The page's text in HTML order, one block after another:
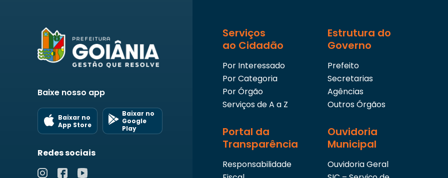
Baixe nosso app
Baixar no
App Store
Baixar no
Google
Play
Redes sociais
Serviços
ao Cidadão
Por Interessado
Por Categoria
Por Órgão
Serviços de A a Z
Estrutura do
Governo
Prefeito
Secretarias
Agências
Outros Órgãos
Portal da
Transparência
Responsabilidade
Ouvidoria
Municipal
Ouvidoria Geral